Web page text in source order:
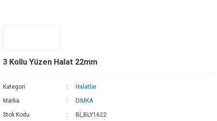
3 Kollu Yüzen Halat 22mm
Kategori Halatlar
Marka DİMKA
Stok Kodu Bl_BLY1622